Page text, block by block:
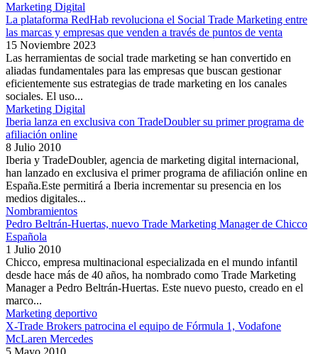
Marketing Digital
La plataforma RedHab revoluciona el Social Trade Marketing entre
las marcas y empresas que venden a través de puntos de venta
15 Noviembre 2023
Las herramientas de social trade marketing se han convertido en
aliadas fundamentales para las empresas que buscan gestionar
eficientemente sus estrategias de trade marketing en los canales
sociales. El uso...
Marketing Digital
Iberia lanza en exclusiva con TradeDoubler su primer programa de
afiliación online
8 Julio 2010
Iberia y TradeDoubler, agencia de marketing digital internacional,
han lanzado en exclusiva el primer programa de afiliación online en
España.Este permitirá a Iberia incrementar su presencia en los
medios digitales...
Nombramientos
Pedro Beltrán-Huertas, nuevo Trade Marketing Manager de Chicco
Española
1 Julio 2010
Chicco, empresa multinacional especializada en el mundo infantil
desde hace más de 40 años, ha nombrado como Trade Marketing
Manager a Pedro Beltrán-Huertas. Este nuevo puesto, creado en el
marco...
Marketing deportivo
X-Trade Brokers patrocina el equipo de Fórmula 1, Vodafone
McLaren Mercedes
5 Mayo 2010